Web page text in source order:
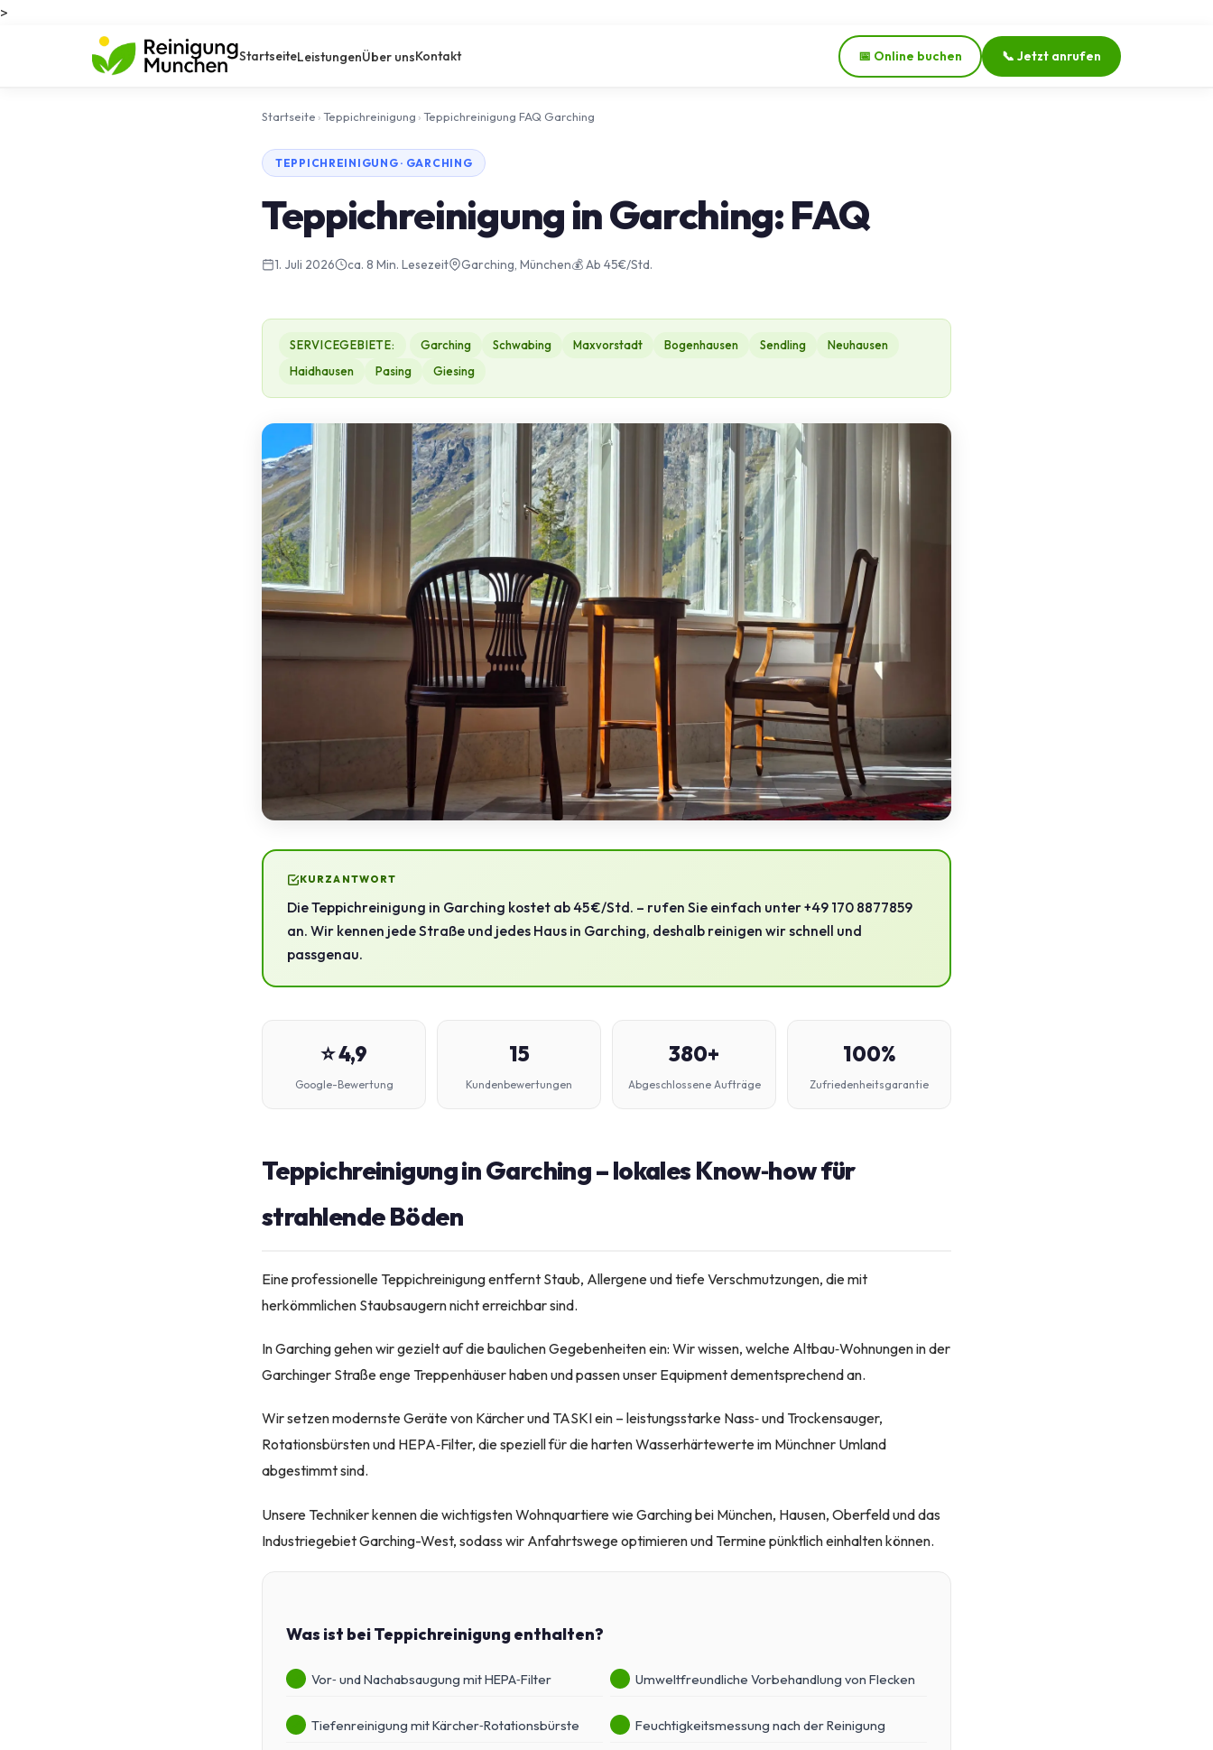
>
StartseiteLeistungenÜber unsKontakt 📅 Online buchen 📞 Jetzt anrufen
Startseite ›Teppichreinigung ›Teppichreinigung FAQ Garching
TEPPICHREINIGUNG · GARCHING
Teppichreinigung in Garching: FAQ
1. Juli 2026 ca. 8 Min. Lesezeit Garching, München💰 Ab 45€/Std.
SERVICEGEBIETE: Garching Schwabing Maxvorstadt Bogenhausen Sendling
Neuhausen
Haidhausen
Pasing Giesing
KURZANTWORT
Die Teppichreinigung in Garching kostet ab 45 €/Std. – rufen Sie einfach unter +49 170 8877859
an. Wir kennen jede Straße und jedes Haus in Garching, deshalb reinigen wir schnell und
passgenau.
⭐ 4,9
Google-Bewertung
15
Kundenbewertungen
380+
Abgeschlossene Aufträge
100%
Zufriedenheitsgarantie
Teppichreinigung in Garching – lokales Know‑how für
strahlende Böden
Eine professionelle Teppichreinigung entfernt Staub, Allergene und tiefe Verschmutzungen, die mit
herkömmlichen Staubsaugern nicht erreichbar sind.
In Garching gehen wir gezielt auf die baulichen Gegebenheiten ein: Wir wissen, welche Altbau‑Wohnungen in der
Garchinger Straße enge Treppenhäuser haben und passen unser Equipment dementsprechend an.
Wir setzen modernste Geräte von Kärcher und TASKI ein – leistungsstarke Nass‑ und Trocken­sauger,
Rotationsbürsten und HEPA‑Filter, die speziell für die harten Wasserhärtewerte im Münchner Umland
abgestimmt sind.
Unsere Techniker kennen die wichtigsten Wohnquartiere wie Garching bei München, Hausen, Oberfeld und das
Industriegebiet Garching-West, sodass wir Anfahrtswege optimieren und Termine pünktlich einhalten können.
Was ist bei Teppichreinigung enthalten?
Vor‑ und Nachabsaugung mit HEPA‑Filter Umweltfreundliche Vorbehandlung von Flecken
Tiefenreinigung mit Kärcher‑Rotationsbürste Feuchtigkeitsmessung nach der Reinigung